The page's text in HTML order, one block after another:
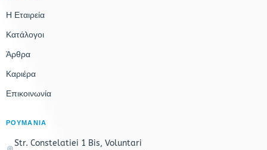
Η Εταιρεία
Κατάλογοι
Άρθρα
Καριέρα
Επικοινωνία
ΡΟΥΜΑΝΙΑ
Str. Constelatiei 1 Bis, Voluntari